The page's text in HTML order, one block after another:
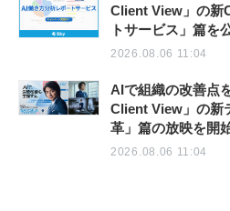
Client View」の新
トサービス」篇を
2026.08.06 11:04
AIで組織の改善点
Client View」の新
革」篇の放映を開
2026.08.06 11:04